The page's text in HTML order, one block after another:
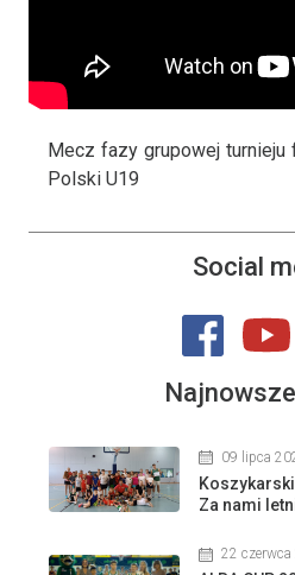
Mecz fazy grupowej turnieju
Polski U19
Social
09 lipca
Za nami
22